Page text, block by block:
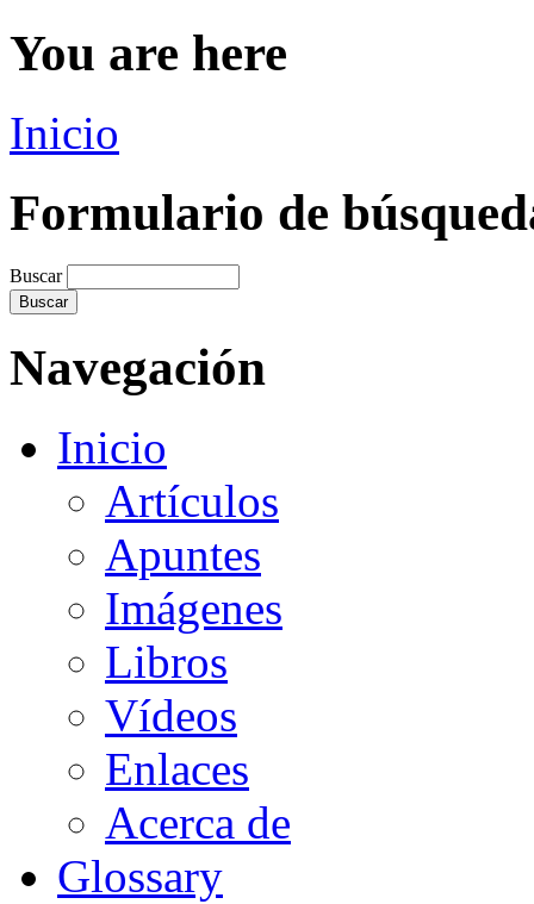
You are here
Inicio
Formulario de
Buscar
Navegación
Inicio
Artículos
Apuntes
Imágenes
Libros
Vídeos
Enlaces
Acerca de
Glossary